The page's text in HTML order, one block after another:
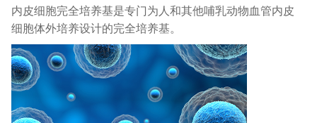
内皮细胞完全培养基是专门为人和其他哺乳动物血管内皮
细胞体外培养设计的完全培养基。